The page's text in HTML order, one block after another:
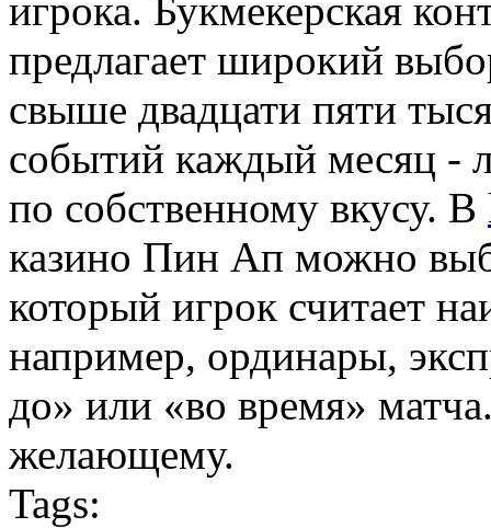
игрока. Букмекерская
предлагает широкий
свыше двадцати пяти
событий каждый месяц -
по собственному вкусу. В
казино Пин Ап можно
который игрок считает
например, ординары,
до» или «во время»
желающему.
Tags: